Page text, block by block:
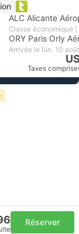
ALC Alicante
ORY Paris Orly
Arrivée le lun. 10 août
Taxes
Réserver